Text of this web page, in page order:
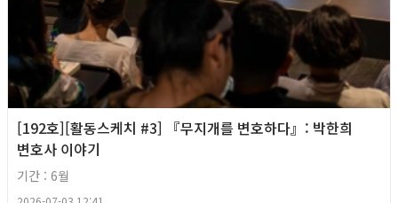
[192호][활동스케치 #3] 『무지개를 변호하다』: 박한희
변호사 이야기
기간 : 6월